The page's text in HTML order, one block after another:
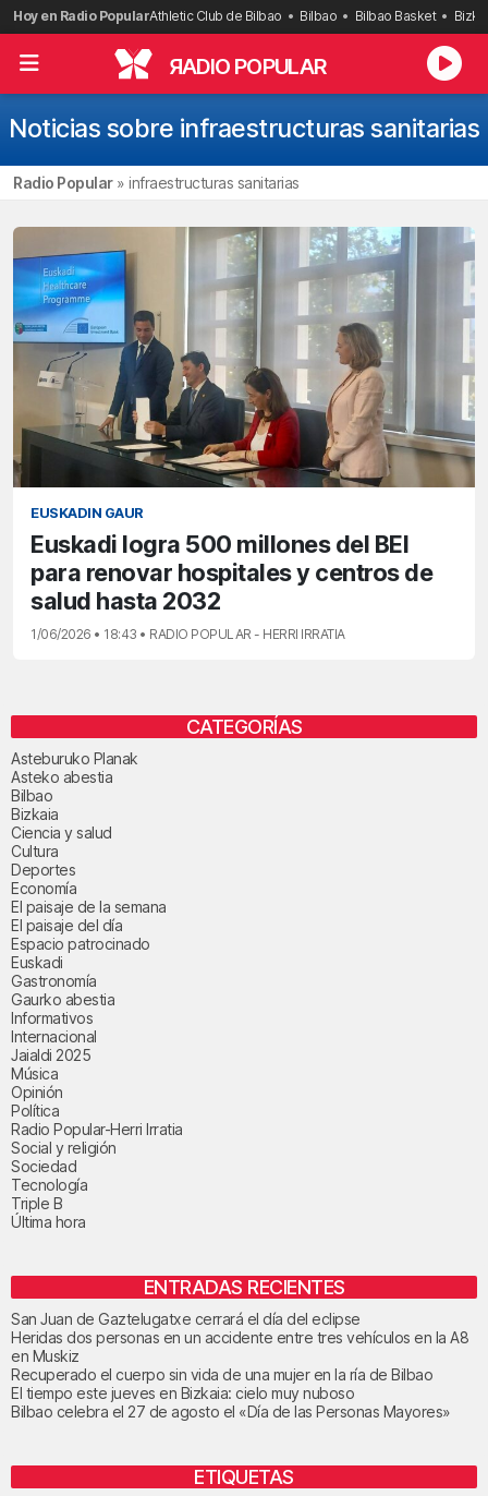
Saltar
al
contenido
Hoy en Radio PopularAthletic Club de Bilbao Bilbao Bilbao Basket
RADIO POPULAR
Noticias sobre infraestructuras sanitarias
Radio Popular» infraestructuras sanitarias
EUSKADIN GAUR
Euskadi logra 500 millones del BEI
para renovar hospitales y centros de
salud hasta 2032
1/06/2026 • 18:43 • RADIO POPULAR - HERRI IRRATIA
CATEGORÍAS
Asteburuko Planak
Asteko abestia
Bilbao
Bizkaia
Ciencia y salud
Cultura
Deportes
Economía
El paisaje de la semana
El paisaje del día
Espacio patrocinado
Euskadi
Gastronomía
Gaurko abestia
Informativos
Internacional
Jaialdi 2025
Música
Opinión
Política
Radio Popular-Herri Irratia
Social y religión
Sociedad
Tecnología
Triple B
Última hora
ENTRADAS RECIENTES
San Juan de Gaztelugatxe cerrará el día del eclipse
Heridas dos personas en un accidente entre tres vehículos en la A8
en Muskiz
Recuperado el cuerpo sin vida de una mujer en la ría de Bilbao
El tiempo este jueves en Bizkaia: cielo muy nuboso
Bilbao celebra el 27 de agosto el «Día de las Personas Mayores»
ETIQUETAS